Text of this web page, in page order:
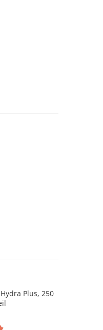
Plus, 250